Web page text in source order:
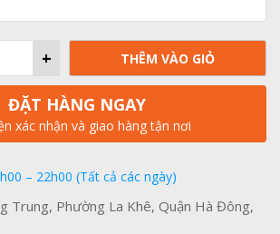
+ THÊM VÀO GIỎ
ĐẶT HÀNG NGAY
xác nhận và giao hàng tận nơi
– 22h00 (Tất cả các ngày)
Trung, Phường La Khê, Quận Hà Đông,